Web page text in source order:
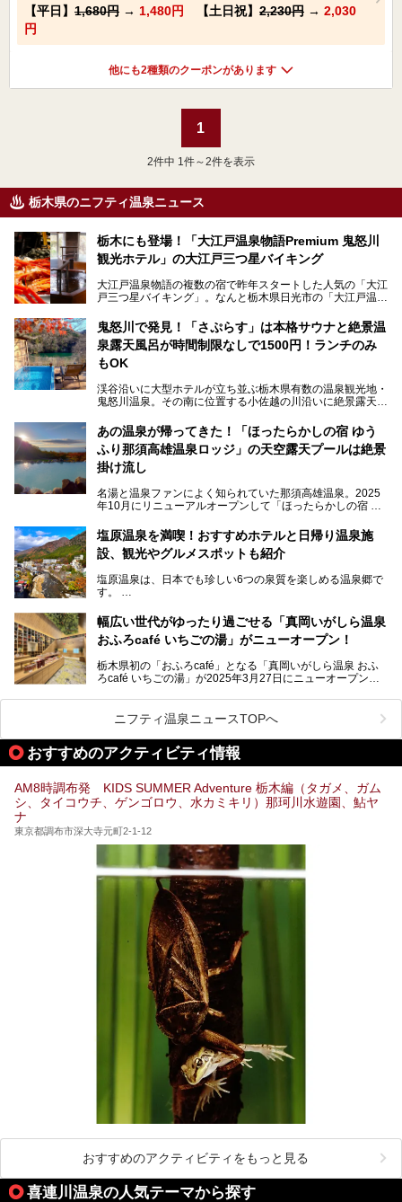
【平日】 1,680円 → 1,480円 【土日祝】 2,230円 → 2,030
円
他にも2種類のクーポンがあります
1
2件中 1件～2件を表示
栃木県のニフティ温泉ニュース
栃木にも登場！「大江戸温泉物語Premium 鬼怒川
観光ホテル」の大江戸三つ星バイキング
大江戸温泉物語の複数の宿で昨年スタートした人気の「大江
戸三つ星バイキング」。なんと栃木県日光市の「大江戸温泉
ここは首都圏から1泊で行きやすい鬼怒川温泉の渓流沿いに
建つホテルで、バイキングの他にも天然温泉の大浴場とサウ
ナ、フリーフローサービスのラウンジなど館内で楽しめるス
ポットがたくさんあり、3世代旅行やグループ旅行にもぴっ
たり。
そんな「大江戸温泉物語Premium 鬼怒川観光ホテル」の魅
力を詳しく紹介しちゃいます。
───
提供元：大江戸温泉物語ホテルズ＆リゾーツ株式会社【P
R】
この記事は大江戸温泉物語Premium 鬼怒川観光ホテルのPR
記事です。
鬼怒川で発見！「さぷらす」は本格サウナと絶景温
泉露天風呂が時間制限なしで1500円！ランチのみ
もOK
渓谷沿いに大型ホテルが立ち並ぶ栃木県有数の温泉観光地・
鬼怒川温泉。その南に位置する小佐越の川沿いに絶景露天風
こだわりのサウナ、掛け流しの水風呂、天然温泉の露天風
呂、食事処、休憩室など備えて、決して大規模施設ではあり
ませんが、鬼怒川温泉観光の行き帰りに、はたまたサウナで
一日リフレッシュするための目的地に！ぜひオススメしたい
スポットです。時間制限も無いので1人1,500円でひがな一
日サウナや温泉を楽しんでお昼も食べてごろごろできちゃい
ますよ。
あの温泉が帰ってきた！「ほったらかしの宿 ゆう
ふり那須高雄温泉ロッジ」の天空露天プールは絶景
掛け流し
名湯と温泉ファンによく知られていた那須高雄温泉。2025
年10月にリニューアルオープンして「ほったらかしの宿 ゆ
した。
那須湯本の温泉街から少し離れた静かな環境、一軒宿ゆえに
許される露天風呂からの絶景、日帰り入浴や素泊まりで気楽
た。
2名1室利用で1人あたり4,500円～と、思い立ったらすぐに
───
提供元：アイコニア・ホスピタリティ株式会社【PR】
この記事はほったらかしの宿 ゆうふり那須高雄温泉ロッジ
塩原温泉を満喫！おすすめホテルと日帰り温泉施
設、観光やグルメスポットも紹介
塩原温泉は、日本でも珍しい6つの泉質を楽しめる温泉郷で
す。
栃木県の北部にある箒川のほとりに11の温泉地が点在し、
古くから多くの人々から癒やしの場として愛されてきまし
た。
温泉に加えて、豊かな自然を感じられる観光スポットや、こ
こでしか味わえないご当地グルメなど、多彩な魅力がある北
この記事では、塩原温泉の概要や魅力とともに、おすすめの
宿泊施設と観光・グルメスポット、日帰り温泉を順に紹介し
ます。
塩原温泉で、いつもの温泉旅行とは一味違う旅行体験をして
みませんか。
幅広い世代がゆったり過ごせる「真岡いがしら温泉
おふろcafé いちごの湯」がニューオープン！
栃木県初の「おふろcafé」となる「真岡いがしら温泉 おふ
ろcafé いちごの湯」が2025年3月27日にニューオープンす
メインとなる天然温泉のお風呂をはじめ、リラックスエリア
やキッズエリア、カフェレストランなど、施設の隅々までチ
ェックしてきました！
ニフティ温泉ニュースTOPへ
おすすめのアクティビティ情報
AM8時調布発 KIDS SUMMER Adventure 栃木編（タガメ、ガム
シ、タイコウチ、ゲンゴロウ、水カミキリ）那珂川水遊園、鮎ヤ
ナ
東京都調布市深大寺元町2-1-12
おすすめのアクティビティをもっと見る
喜連川温泉の人気テーマから探す